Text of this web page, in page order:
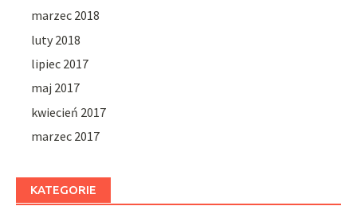
marzec 2018
luty 2018
lipiec 2017
maj 2017
kwiecień 2017
marzec 2017
KATEGORIE